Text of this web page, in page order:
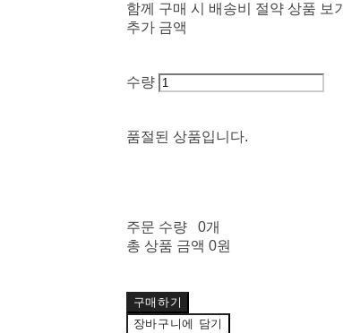
함께 구매 시 배송비 절약 상품 보기
추가 금액
수량
품절된 상품입니다.
주문 수량
0개
총 상품 금액 0원
구매하기
장바구니에 담기